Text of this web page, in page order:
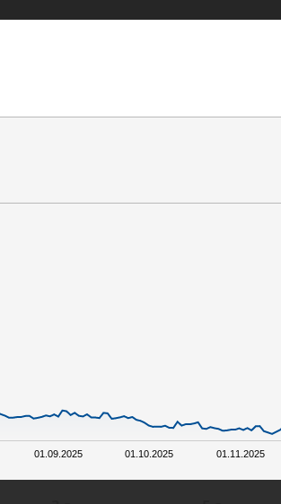
01.09.2025 01.10.2025 01.11.2025